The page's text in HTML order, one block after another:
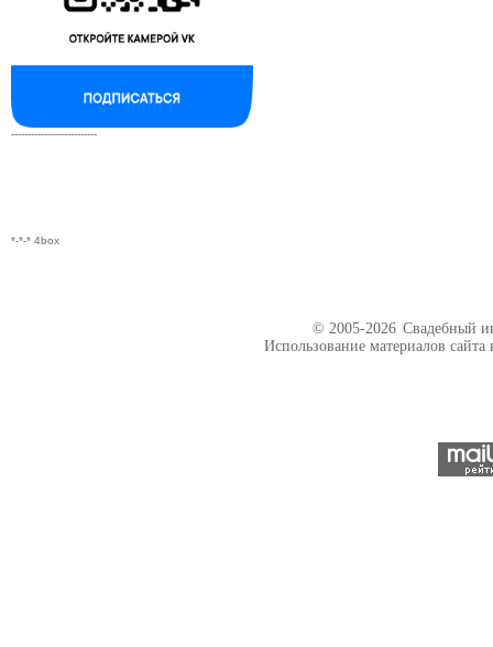
--------------------------
*-*-* 4box
© 2005-2026 Свадебный
Использование материалов